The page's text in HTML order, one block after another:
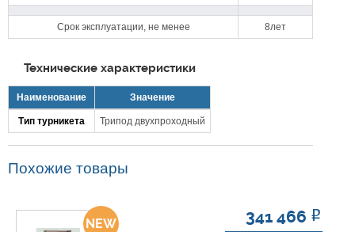
Срок эксплуатации, не менее 8лет
Технические характеристики
Наименование Значение
Тип турникета Трипод двухпроходный
Похожие товары
341 466 Р